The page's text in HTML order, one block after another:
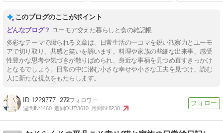
このブログのここがポイント
ユーモア交えた暮らしと食の雑記帳
多彩なテーマで綴られる文章は、日常生活の一コマを鋭い観察力とユーモ
アで切り取り、共感と笑いを誘います。料理や家族の些細な出来事、感受
性豊かな思考や気づきが散りばめられ、身近な事柄を見つめ直すきっかけ
となるでしょう。日常の中に潜む小さな幸せや小さな工夫を見つけ、読む
人に新たな視点をもたらします。
1229777 272
週間IN:1460 週間OUT:3610 月間IN:8230